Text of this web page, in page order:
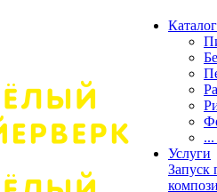
Каталог
Услуги
Запуск